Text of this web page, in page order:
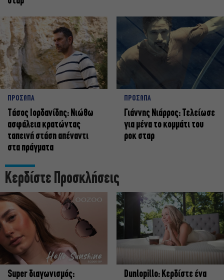
ΠΡΟΣΩΠΑ
Tάσος Ιορδανίδης: Νιώθω
ασφάλεια κρατώντας
ταπεινή στάση απέναντι
στα πράγματα
ΠΡΟΣΩΠΑ
Γιάννης Νιάρρος: Τελείωσε
για μένα το κομμάτι του
ροκ σταρ
Κερδίστε Προσκλήσεις
Super διαγωνισμός:
Dunlopillo: Κερδίστε ένα